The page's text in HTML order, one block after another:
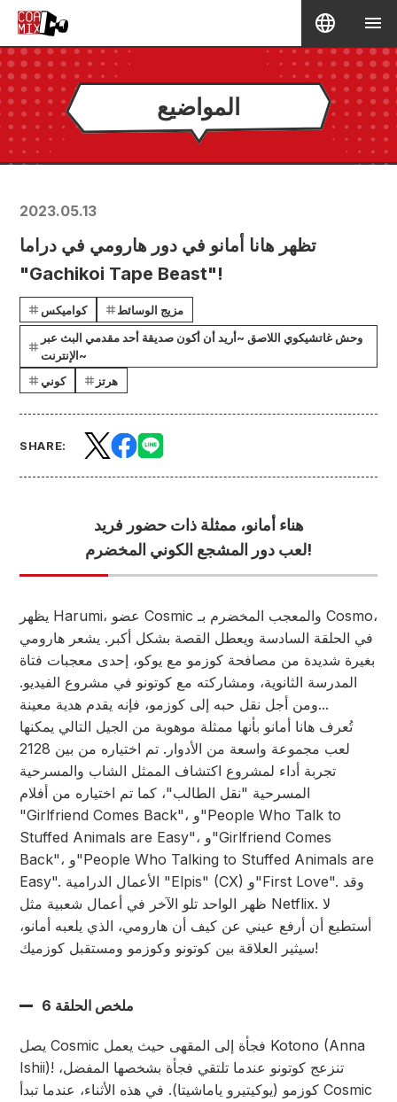
المواضيع
2023.05.13
تظهر هانا أمانو في دور هارومي في دراما
"Gachikoi Tape Beast"!
كواميكس
مزيج الوسائط
وحش غاتشيكوي اللاصق ~أريد أن أكون صديقة أحد مقدمي البث عبر
الإنترنت~
كوني
هرتز
SHARE:
هناء أمانو، ممثلة ذات حضور فريد
لعب دور المشجع الكوني المخضرم!
يظهر Harumi، عضو Cosmic والمعجب المخضرم بـ Cosmo،
في الحلقة السادسة ويعطل القصة بشكل أكبر. يشعر هارومي
بغيرة شديدة من مصافحة كوزمو مع يوكو، إحدى معجبات فتاة
المدرسة الثانوية، ومشاركته مع كوتونو في مشروع الفيديو.
ومن أجل نقل حبه إلى كوزمو، فإنه يقدم هدية معينة...
تُعرف هانا أمانو بأنها ممثلة موهوبة من الجيل التالي يمكنها
لعب مجموعة واسعة من الأدوار. تم اختياره من بين 2128
تجربة أداء لمشروع اكتشاف الممثل الشاب والمسرحية
المسرحية "نقل الطالب"، كما تم اختياره من أفلام
"Girlfriend Comes Back"، و"People Who Talk to
Stuffed Animals are Easy"، و"Girlfriend Comes
Back"، و"People Who Talking to Stuffed Animals are
Easy". الأعمال الدرامية "Elpis" (CX) و"First Love". وقد
ظهر الواحد تلو الآخر في أعمال شعبية مثل Netflix. لا
أستطيع أن أرفع عيني عن كيف أن هارومي، الذي يلعبه أمانو،
سيثير العلاقة بين كوتونو وكوزمو ومستقبل كوزميك!
ملخص الحلقة 6
يصل Cosmic فجأة إلى المقهى حيث يعمل Kotono (Anna
Ishii)! تنزعج كوتونو عندما تلتقي فجأة بشخصها المفضل،
كوزمو (يوكيتيرو ياماشيتا). في هذه الأثناء، عندما تبدأ Cosmic